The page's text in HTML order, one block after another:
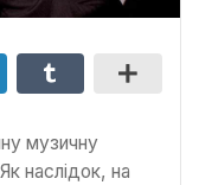
музичну
наслідок, на